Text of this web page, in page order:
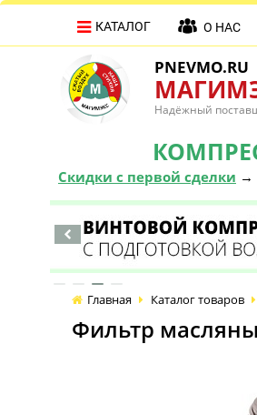
PNEVMO.RU
Надёжный
Скидки с первой сделки →
КАТАЛОГ О НАС
Главная Каталог товаров
Фильтр